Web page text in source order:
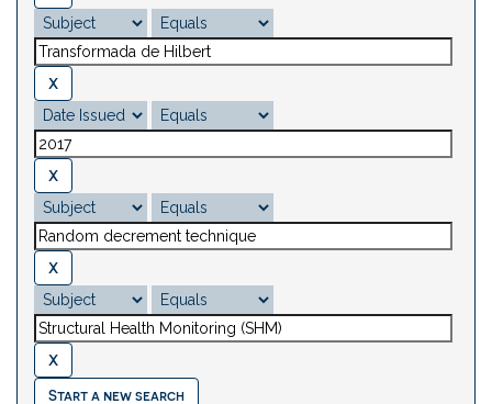
Start a new search